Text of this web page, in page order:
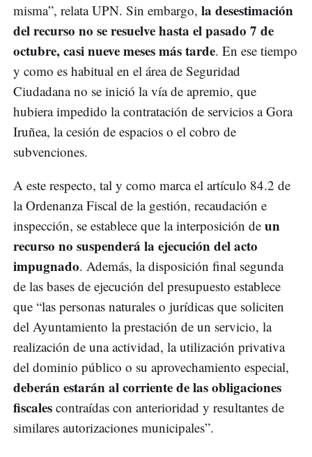
misma”, relata UPN. Sin embargo, la desestimación
del recurso no se resuelve hasta el pasado 7 de
octubre, casi nueve meses más tarde. En ese tiempo
y como es habitual en el área de Seguridad
Ciudadana no se inició la vía de apremio, que
hubiera impedido la contratación de servicios a Gora
Iruñea, la cesión de espacios o el cobro de
subvenciones.
A este respecto, tal y como marca el artículo 84.2 de
la Ordenanza Fiscal de la gestión, recaudación e
inspección, se establece que la interposición de un
recurso no suspenderá la ejecución del acto
impugnado. Además, la disposición final segunda
de las bases de ejecución del presupuesto establece
que “las personas naturales o jurídicas que soliciten
del Ayuntamiento la prestación de un servicio, la
realización de una actividad, la utilización privativa
del dominio público o su aprovechamiento especial,
deberán estarán al corriente de las obligaciones
fiscales contraídas con anterioridad y resultantes de
similares autorizaciones municipales”.